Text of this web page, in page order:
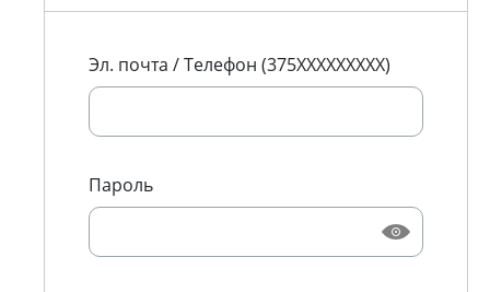
Эл. почта / Телефон (375XXXXXXXXX)
Пароль